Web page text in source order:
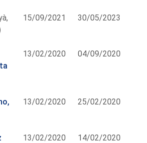
15/09/2021 30/05/2023
13/02/2020 04/09/2020
13/02/2020 25/02/2020
13/02/2020 14/02/2020